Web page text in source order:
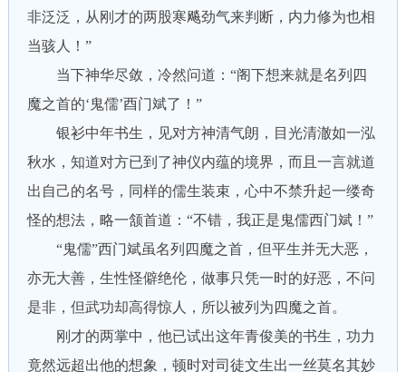
非泛泛，从刚才的两股寒飚劲气来判断，内力修为也相
当骇人！”
当下神华尽敛，冷然问道：“阁下想来就是名列四
魔之首的‘鬼儒’酉门斌了！”
银衫中年书生，见对方神清气朗，目光清澈如一泓
秋水，知道对方已到了神仪内蕴的境界，而且一言就道
出自己的名号，同样的儒生装束，心中不禁升起一缕奇
怪的想法，略一颔首道：“不错，我正是鬼儒西门斌！”
“鬼儒”西门斌虽名列四魔之首，但平生并无大恶，
亦无大善，生性怪僻绝伦，做事只凭一时的好恶，不问
是非，但武功却高得惊人，所以被列为四魔之首。
刚才的两掌中，他已试出这年青俊美的书生，功力
竟然远超出他的想象，顿时对司徒文生出一丝莫名其妙